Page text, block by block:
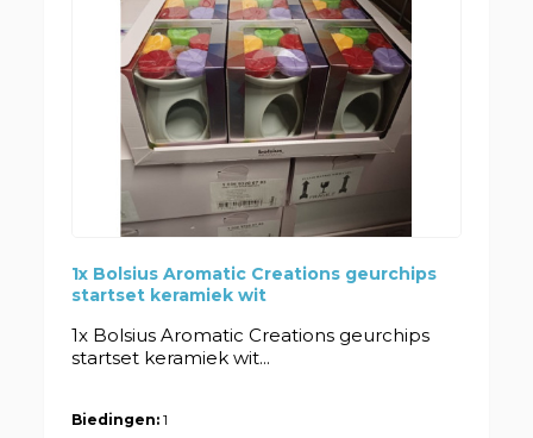
1x Bolsius Aromatic Creations geurchips
startset keramiek wit
1x Bolsius Aromatic Creations geurchips
startset keramiek wit...
Biedingen: 1